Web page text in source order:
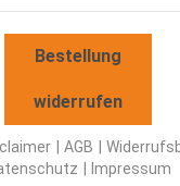
Bestellung
widerrufen
AGB
Impressum